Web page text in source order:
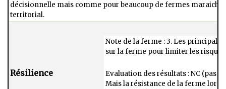
décisionnelle mais comme pour beaucoup de fermes
territorial.​
Résilience
Note de la ferme : 3. Les
sur la ferme pour limiter les
Evaluation des résultats : NC (pas
Mais la résistance de la ferme lors